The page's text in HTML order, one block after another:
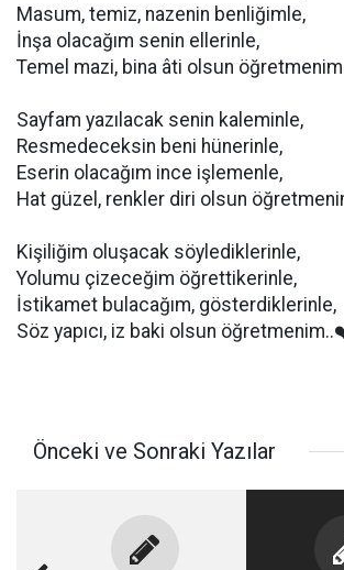
Masum, temiz, nazenin benliğimle,
İnşa olacağım senin ellerinle,
Temel mazi, bina âti olsun
Sayfam yazılacak senin kaleminle,
Resmedeceksin beni hünerinle,
Eserin olacağım ince işlemenle,
Hat güzel, renkler diri olsun
Kişiliğim oluşacak söylediklerinle,
Yolumu çizeceğim öğrettikerinle,
İstikamet bulacağım, gösterdiklerinle,
Söz yapıcı, iz baki olsun
Önceki ve Sonraki Yazılar